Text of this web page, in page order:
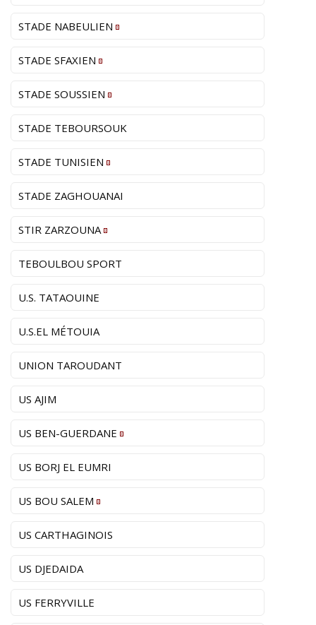
STADE NABEULIEN
STADE SFAXIEN
STADE SOUSSIEN
STADE TEBOURSOUK
STADE TUNISIEN
STADE ZAGHOUANAI
STIR ZARZOUNA
TEBOULBOU SPORT
U.S. TATAOUINE
U.S.EL MÉTOUIA
UNION TAROUDANT
US AJIM
US BEN-GUERDANE
US BORJ EL EUMRI
US BOU SALEM
US CARTHAGINOIS
US DJEDAIDA
US FERRYVILLE